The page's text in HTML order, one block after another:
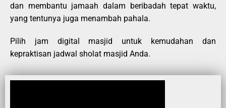
dan membantu jamaah dalam beribadah tepat waktu,
yang tentunya juga menambah pahala.
Pilih jam digital masjid untuk kemudahan dan
kepraktisan jadwal sholat masjid Anda.